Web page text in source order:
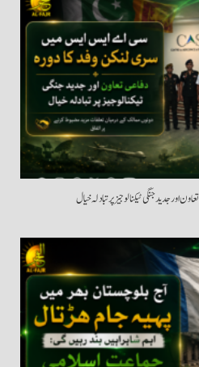
اور جدید جنگی ٹیکنالوجیز پر تبادلہ خیال